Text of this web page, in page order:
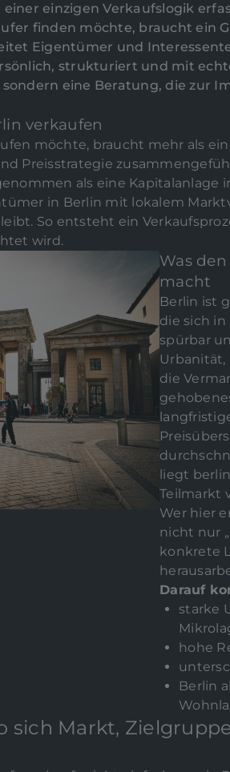
einzigen Verkaufslogik
finden möchte, braucht ein
Eigentümer und
strukturiert und mit
eine Beratung, die zur
verkaufen
möchte, braucht mehr als
Preisstrategie
als eine Kapitalanlage
in Berlin mit lokalem
So entsteht ein
wird.
Was
macht
Berlin ist
die sich
spürbar
Urbanität,
die
liegt
Teilmarkt
Wer hier
nicht nur
konkrete
Darauf
starke
hohe
Berlin
sich Markt,